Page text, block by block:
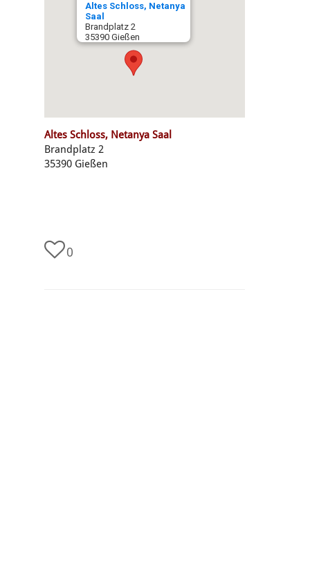
Altes Schloss, Netanya
Saal
Brandplatz 2
35390 Gießen
Altes Schloss, Netanya Saal
Brandplatz 2
35390 Gießen
0